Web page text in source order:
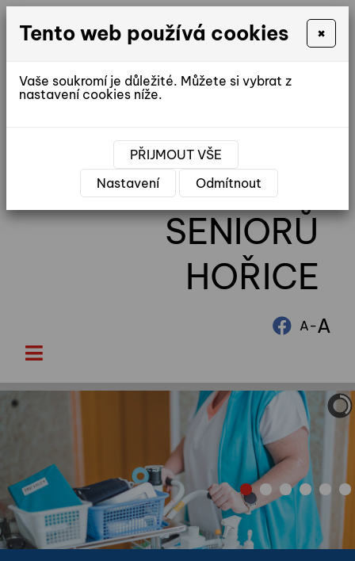
reditel@ddhorice.cz
DOMOV
SENIORŮ
HOŘICE
A-A
Tento web používá cookies ×
Vaše soukromí je důležité. Můžete si vybrat z
nastavení cookies níže.
PŘIJMOUT VŠE
Nastavení
Odmítnout